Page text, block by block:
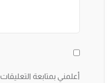
أعلمني بمتابعة